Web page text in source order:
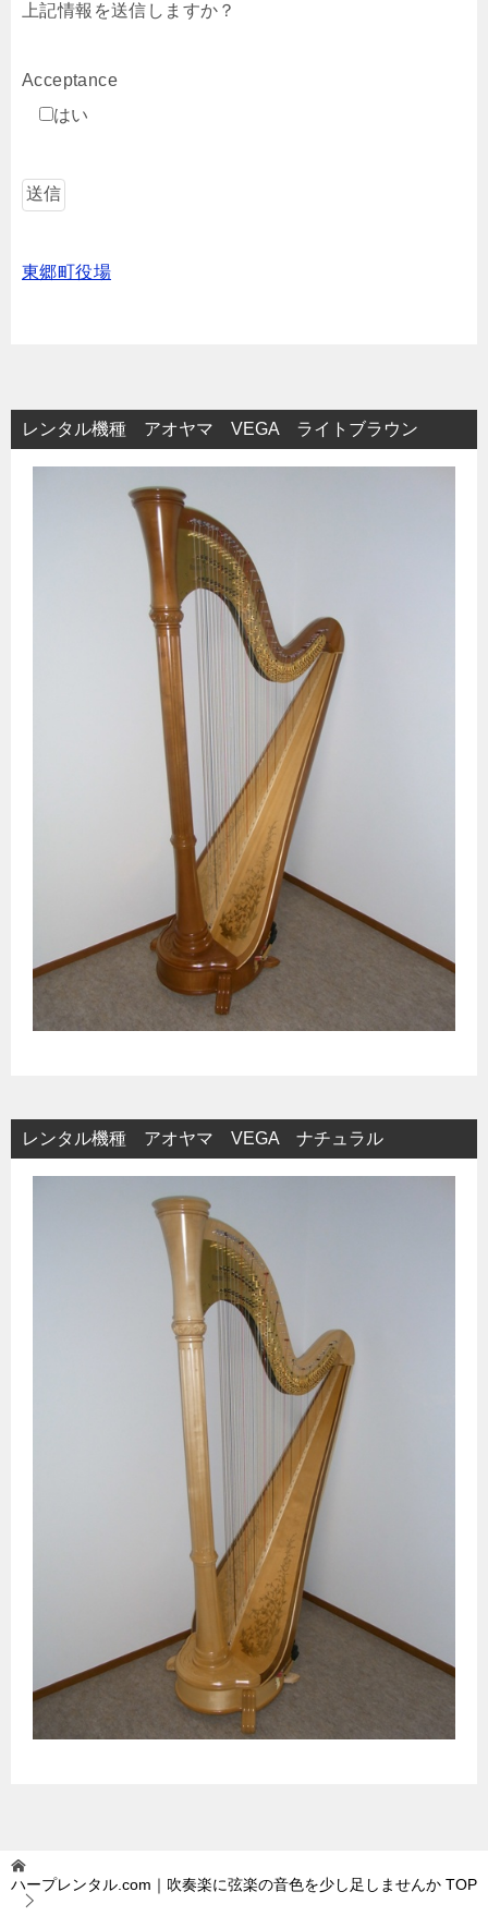
上記情報を送信しますか？
Acceptance
はい
東郷町役場
レンタル機種 アオヤマ VEGA ライトブラウン
レンタル機種 アオヤマ VEGA ナチュラル
ハープレンタル.com｜吹奏楽に弦楽の音色を少し足しませんか TOP